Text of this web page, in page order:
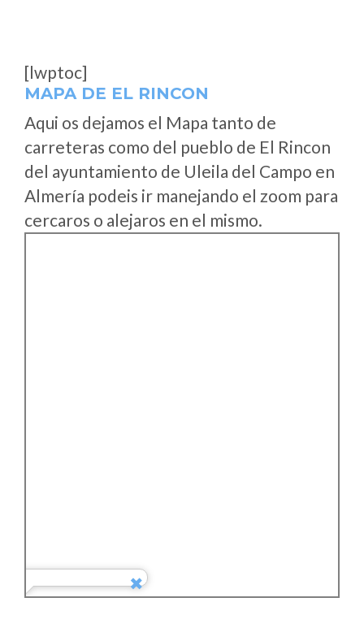
[lwptoc]
MAPA DE EL RINCON
Aqui os dejamos el Mapa tanto de
carreteras como del pueblo de El Rincon
del ayuntamiento de Uleila del Campo en
Almería podeis ir manejando el zoom para
cercaros o alejaros en el mismo.